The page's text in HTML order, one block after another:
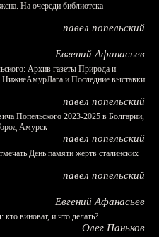
На очереди библиотека
павел попельский
Евгений Афанасьев
Архив газеты Природа и
НижнеАмурЛага и Последние выставки
павел попельский
Попельского 2023-2025 в Болгарии,
Амурск
павел попельский
День памяти жертв сталинских
павел попельский
Евгений Афанасьев
виноват, и что делать?
Олег Паньков